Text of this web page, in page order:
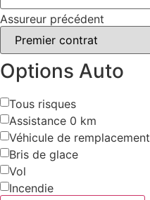
Assureur précédent
Options Auto
Tous risques
Assistance 0 km
Véhicule de remplacement
Bris de glace
Vol
Incendie